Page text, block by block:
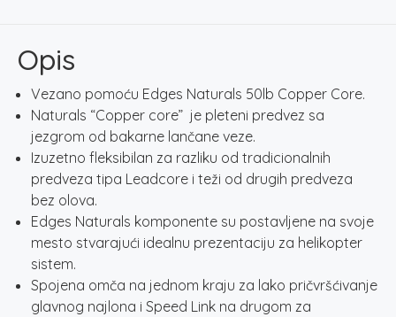
LEADERS
količina
Opis
Vezano pomoću Edges Naturals 50lb Copper Core.
Naturals “Copper core” je pleteni predvez sa
jezgrom od bakarne lančane veze.
Izuzetno fleksibilan za razliku od tradicionalnih
predveza tipa Leadcore i teži od drugih predveza
bez olova.
Edges Naturals komponente su postavljene na svoje
mesto stvarajući idealnu prezentaciju za helikopter
sistem.
Spojena omča na jednom kraju za lako pričvršćivanje
glavnog najlona i Speed ​​Link na drugom za